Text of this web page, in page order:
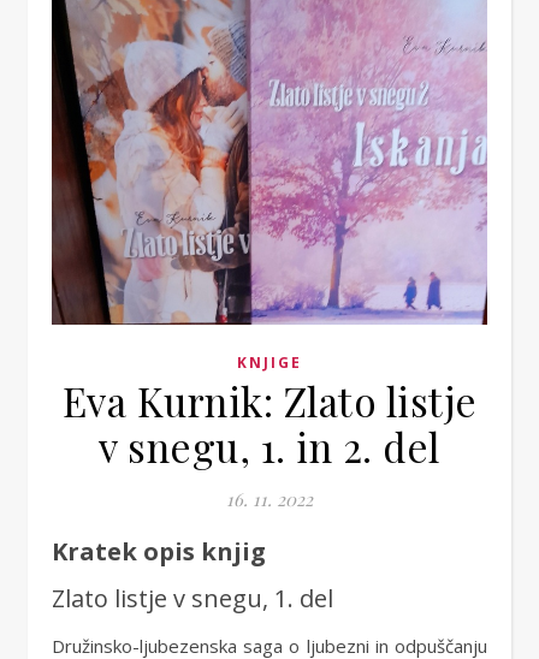
KNJIGE
Eva Kurnik: Zlato listje
v snegu, 1. in 2. del
16. 11. 2022
Kratek opis knjig
Zlato listje v snegu, 1. del
Družinsko-ljubezenska saga o ljubezni in odpuščanju